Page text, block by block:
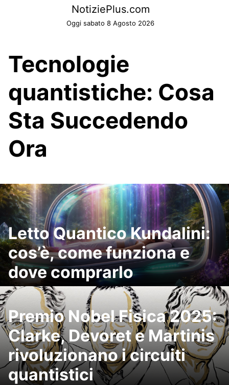
NotiziePlus.com
Oggi sabato 8 Agosto 2026
Tecnologie
quantistiche: Cosa
Sta Succedendo
Ora
Letto Quantico Kundalini:
cos’è, come funziona e
dove comprarlo
Premio Nobel Fisica 2025:
Clarke, Devoret e Martinis
rivoluzionano i circuiti
quantistici